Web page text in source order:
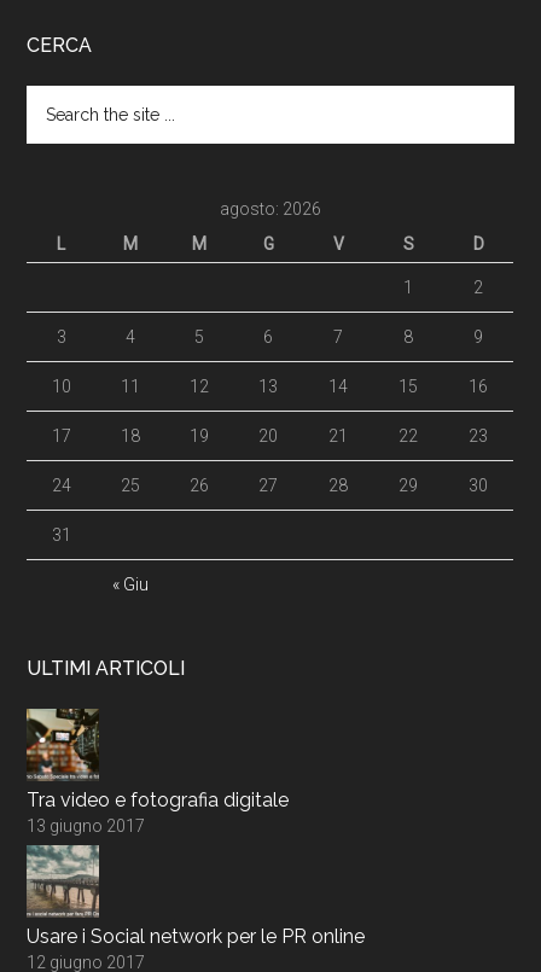
CERCA
agosto: 2026
L
M M G V S D
« Giu
1 2
3 4 5 6 7 8 9
10 11 12 13 14 15 16
17 18 19 20 21 22 23
24 25 26 27 28 29 30
31
ULTIMI ARTICOLI
Tra video e fotografia digitale
13 giugno 2017
Usare i Social network per le PR online
12 giugno 2017